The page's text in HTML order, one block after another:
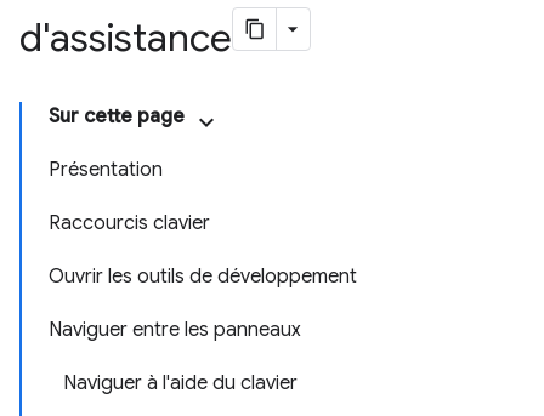
d'assistance
Sur cette page
Présentation
Raccourcis clavier
Ouvrir les outils de développement
Naviguer entre les panneaux
Naviguer à l'aide du clavier